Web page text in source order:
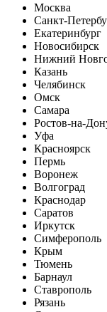
Москва
Санкт-
Екатеринбург
Новосибирск
Нижний
Казань
Челябинск
Омск
Самара
Ростов-на-
Уфа
Красноярск
Пермь
Воронеж
Волгоград
Краснодар
Саратов
Иркутск
Симферополь
Крым
Тюмень
Барнаул
Ставрополь
Рязань